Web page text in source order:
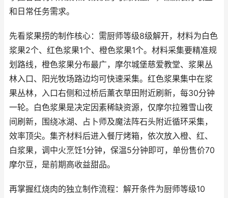
和日常任务需求。
先看浆果捞的制作核心：需厨师等级8级解开，材料为白色
浆果2个、红色浆果1个、橙色浆果1个。材料采集要精准规
划路线，橙色浆果分布最广，摩尔城堡慈爱教堂、浆果丛
林入口、阳光牧场路边均可快速采集。红色浆果集中在浆
果丛林，入口右侧和过桥后薰衣草田附近刷新，每30分钟
一轮。白色浆果是决定因素稀缺资源，仅摩尔拉雅雪山夜
间刷新，围绕冰湖、占卜师及魔法阵石头附近循环采集，
效率顶尖。集齐材料后进入餐厅烤箱，依次放入橙、红、
白浆果，调中火烹饪1分钟，保温5分钟即可，单份售价70
摩尔豆，是前期高收益甜品。
再掌握红烧肉的独立制作流程：解开条件为厨师等级10